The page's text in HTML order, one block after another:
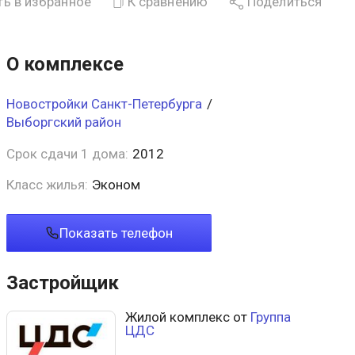
О комплексе
Новостройки Санкт-Петербурга /
Выборгский район
Срок сдачи 1 дома: 2012
Класс жилья: Эконом
Показать телефон
Застройщик
Жилой комплекс от Группа
ЦДС